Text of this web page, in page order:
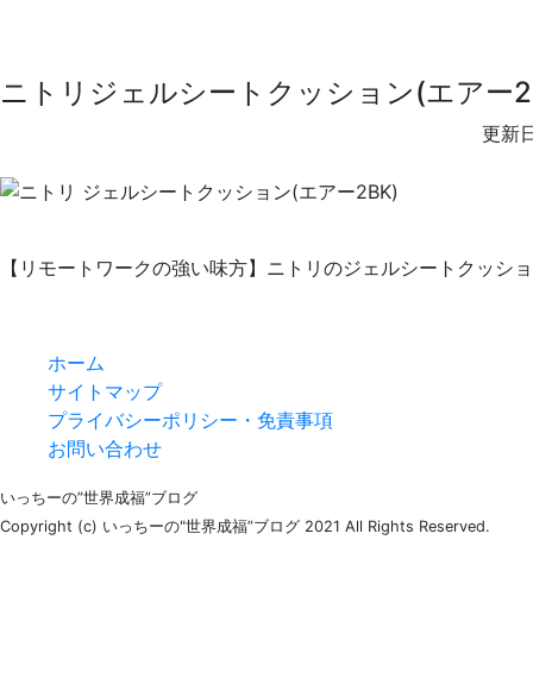
ニトリジェルシートクッション(エアー
更新
【リモートワークの強い味方】ニトリのジェルシートクッシ
ホーム
サイトマップ
プライバシーポリシー・免責事項
お問い合わせ
いっちーの”世界成福”ブログ
Copyright (c) いっちーの"世界成福”ブログ 2021 All Rights Reserved.